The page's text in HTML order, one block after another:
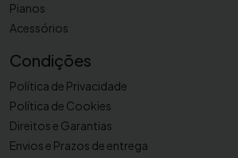
Pianos
Acessórios
Condições
Política de Privacidade
Política de Cookies
Direitos e Garantias
Envios e Prazos de entrega